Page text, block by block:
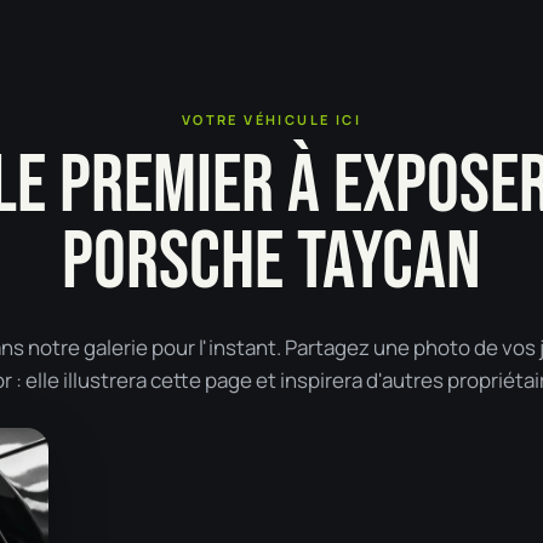
VOTRE VÉHICULE ICI
PREMIER À
PORSCHE TAYCAN
notre galerie pour l'instant. Partagez une photo de vos
: elle illustrera cette page et inspirera d'autres